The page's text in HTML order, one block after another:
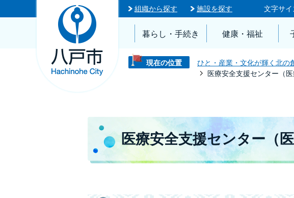
組織から探す 施設を探す 文字サイ
暮らし・手続き 健康・福祉
現在の位置 ひと・産業・文化が輝く北の
医療安全支援センター（医
医療安全支援センター（